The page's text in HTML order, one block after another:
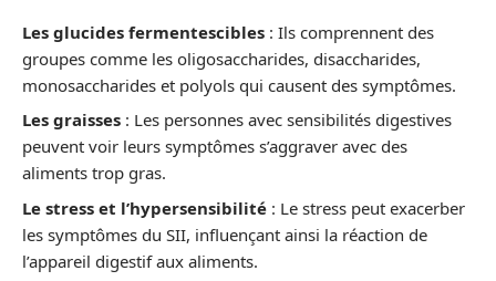
Les glucides fermentescibles : Ils comprennent des
groupes comme les oligosaccharides, disaccharides,
monosaccharides et polyols qui causent des symptômes.
Les graisses : Les personnes avec sensibilités digestives
peuvent voir leurs symptômes s’aggraver avec des
aliments trop gras.
Le stress et l’hypersensibilité : Le stress peut exacerber
les symptômes du SII, influençant ainsi la réaction de
l’appareil digestif aux aliments.